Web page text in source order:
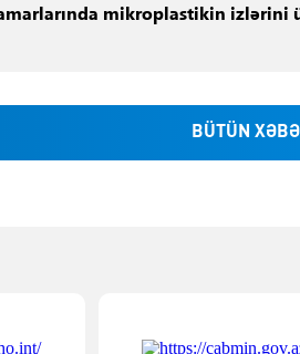
mikroplastikin izlərini
BÜTÜN